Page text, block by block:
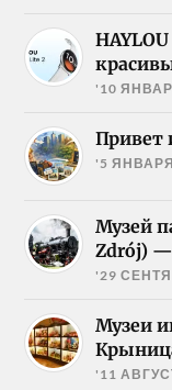
'10
Привет
'5
Музей
Zdrój)
'29
Музеи
'11